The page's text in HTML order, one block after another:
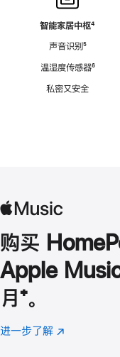
智能家居中枢脚
⁴
声音识别脚
⁵
温湿度传感器脚
⁶
私密又安全
购买
Apple
月 脚
注
⁺。
进一步了解 Apple
(在